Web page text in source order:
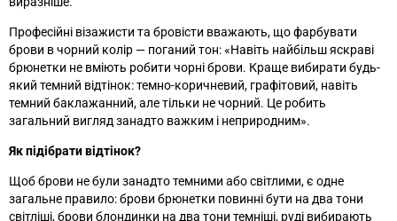
Професійні візажисти та бровісти вважають, що фарбувати
брови в чорний колір — поганий тон: «Навіть найбільш яскраві
брюнетки не вміють робити чорні брови. Краще вибирати будь-
який темний відтінок: темно-коричневий, графітовий, навіть
темний баклажанний, але тільки не чорний. Це робить
загальний вигляд занадто важким і неприродним».
Як підібрати відтінок?
Щоб брови не були занадто темними або світлими, є одне
загальне правило: брови брюнетки повинні бути на два тони
світліші, брови блондинки на два тони темніші, руді вибирають